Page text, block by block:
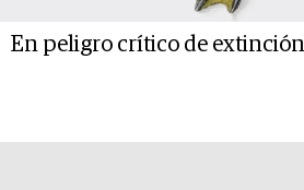
En peligro crítico de extinción